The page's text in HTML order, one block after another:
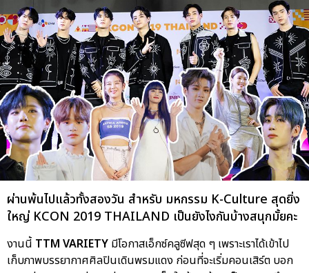
ผ่านพ้นไปแล้วทั้งสองวัน สำหรับ มหกรรม K-Culture สุดยิ่ง
ใหญ่ KCON 2019 THAILAND เป็นยังไงกันบ้างสนุกมั้ยคะ
งานนี้ TTM VARIETY มีโอกาสเอ็กซ์คลูซีฟสุด ๆ เพราะเราได้เข้าไป
เก็บภาพบรรยากาศศิลปินเดินพรมแดง ก่อนที่จะเริ่มคอนเสิร์ต บอก